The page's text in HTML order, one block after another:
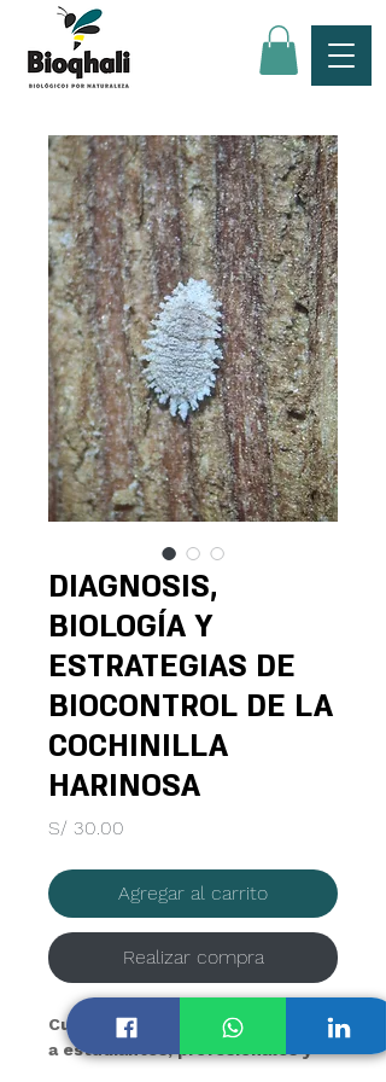
DIAGNOSIS,
BIOLOGÍA Y
ESTRATEGIAS DE
BIOCONTROL DE LA
COCHINILLA
HARINOSA
S/ 30.00
Agregar al carrito
Realizar compra
Curso dirigido
a estudiantes, profesionales y